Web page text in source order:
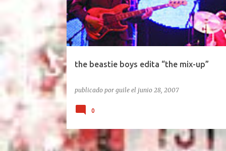
the beastie boys edita “the mix-up”
publicado por guile el junio 28, 2007
0